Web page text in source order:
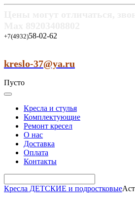
+7(4932)58-02-62
kreslo-37@ya.ru
Пусто
Кресла и стулья
Комплектующие
Ремонт кресел
О нас
Доставка
Оплата
Контакты
Кресла ДЕТСКИЕ и подростковые